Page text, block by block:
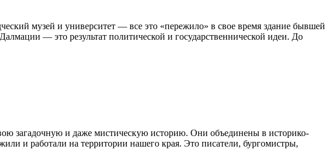
музей и университет — все это «пережило» в свое время здание бывшей
— это результат политической и государственнической идеи. До
загадочную и даже мистическую историю. Они объединены в историко-
и работали на территории нашего края. Это писатели, бургомистры,